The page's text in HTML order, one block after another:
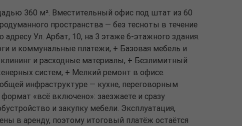
360 м². Вместительный офис под штат из 60
пространства — без тесноты в течение
Ул. Арбат, 10, на 3 этаже 6-этажного здания.
и коммунальные платежи, + Базовая мебель и
и расходные материалы, + Безлимитный
систем, + Мелкий ремонт в офисе.
инфраструктуре — кухне, переговорным
«всё включено»: заезжаете и сразу
и закупку мебели. Эксплуатация,
в аренду, поэтому итоговый платёж остаётся